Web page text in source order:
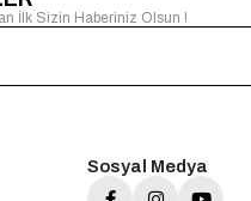
İlk Sizin Haberiniz Olsun !
Sosyal Medya